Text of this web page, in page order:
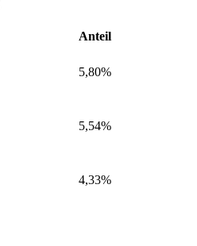
Anteil
5,80%
5,54%
4,33%